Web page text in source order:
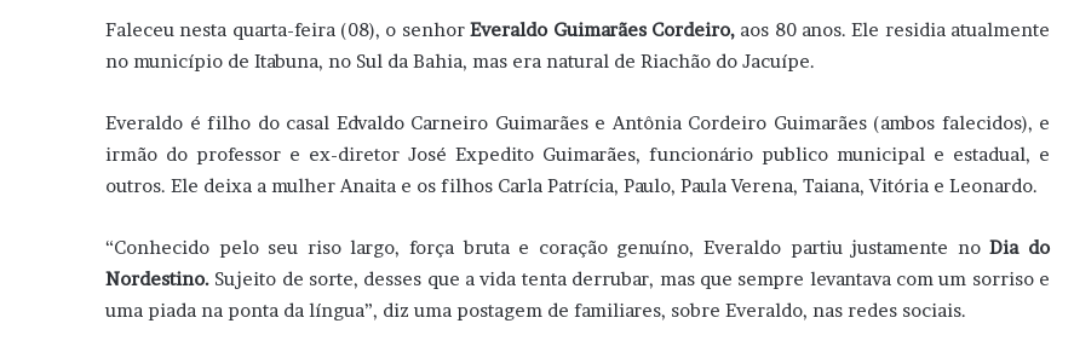
Faleceu nesta quarta-feira (08), o senhorEveraldo Guimarães Cordeiro, aos 80 anos. Ele residia atualmente
no município de Itabuna, no Sul da Bahia, mas era natural de Riachão do Jacuípe.
Everaldo é filho do casal Edvaldo Carneiro Guimarães e Antônia Cordeiro Guimarães (ambos falecidos), e
irmão do professor e ex-diretor José Expedito Guimarães, funcionário publico municipal e estadual, e
outros. Ele deixa a mulher Anaita e os filhos Carla Patrícia, Paulo, Paula Verena, Taiana, Vitória e Leonardo.
“Conhecido pelo seu riso largo, força bruta e coração genuíno, Everaldo partiu justamente noDia do
Nordestino. Sujeito de sorte, desses que a vida tenta derrubar, mas que sempre levantava com um sorriso e
uma piada na ponta da língua”, diz uma postagem de familiares, sobre Everaldo, nas redes sociais.